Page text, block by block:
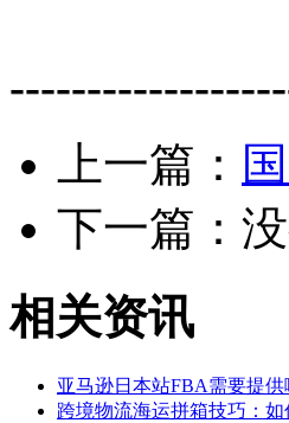
上一篇：
下一篇：
相关资讯
亚马逊日本站FBA需要提
跨境物流海运拼箱技巧：